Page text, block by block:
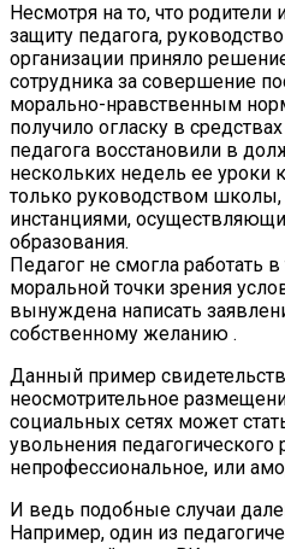
Несмотря на то, что родители
защиту педагога,
организации приняло
сотрудника за совершение
морально-нравственным
получило огласку в
педагога восстановили в
нескольких недель ее уроки
только руководством
инстанциями,
образования.
Педагог не смогла работать
моральной точки зрения
вынуждена написать
собственному желанию .
Данный пример
неосмотрительное
социальных сетях может
увольнения педагогического
непрофессиональное, или
И ведь подобные случаи
Например, один из